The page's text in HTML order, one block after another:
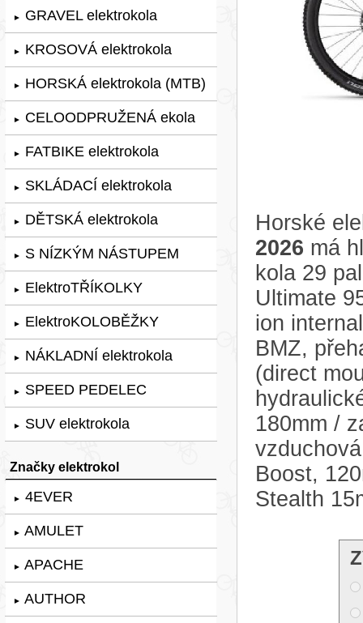
► GRAVEL elektrokola
► KROSOVÁ elektrokola
► HORSKÁ elektrokola (MTB)
► CELOODPRUŽENÁ ekola
► FATBIKE elektrokola
► SKLÁDACÍ elektrokola
► DĚTSKÁ elektrokola
► S NÍZKÝM NÁSTUPEM
► ElektroTŘÍKOLKY
► ElektroKOLOBĚŽKY
► NÁKLADNÍ elektrokola
► SPEED PEDELEC
► SUV elektrokola
Značky elektrokol
► 4EVER
► AMULET
► APACHE
► AUTHOR
Horské
2026 má
kola 29
Ultimate
ion
BMZ,
(direct
180mm /
Boost,
Stealth